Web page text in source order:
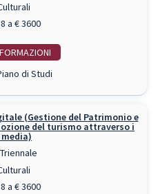
a € 3600
di Studi
(Gestione del Patrimonio e
del turismo attraverso i
a € 3600